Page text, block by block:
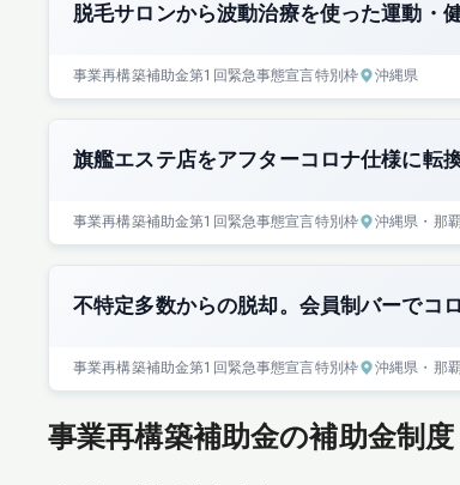
脱毛サロンから波動治療を使った運動・
事業再構築補助金第1回緊急事態宣言特別枠 沖縄県
旗艦エステ店をアフターコロナ仕様に転
事業再構築補助金第1回緊急事態宣言特別枠 沖縄県 ・那
不特定多数からの脱却。会員制バーでコ
事業再構築補助金第1回緊急事態宣言特別枠 沖縄県 ・那
事業再構築補助金の補助金制度